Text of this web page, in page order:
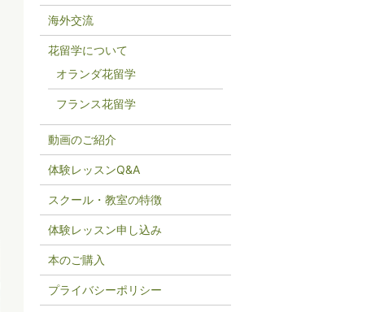
海外交流
花留学について
オランダ花留学
フランス花留学
動画のご紹介
体験レッスンQ&A
スクール・教室の特徴
体験レッスン申し込み
本のご購入
プライバシーポリシー